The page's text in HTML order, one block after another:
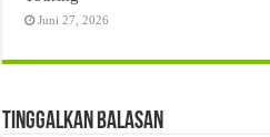
Juni 27, 2026
Tinggalkan Balasan